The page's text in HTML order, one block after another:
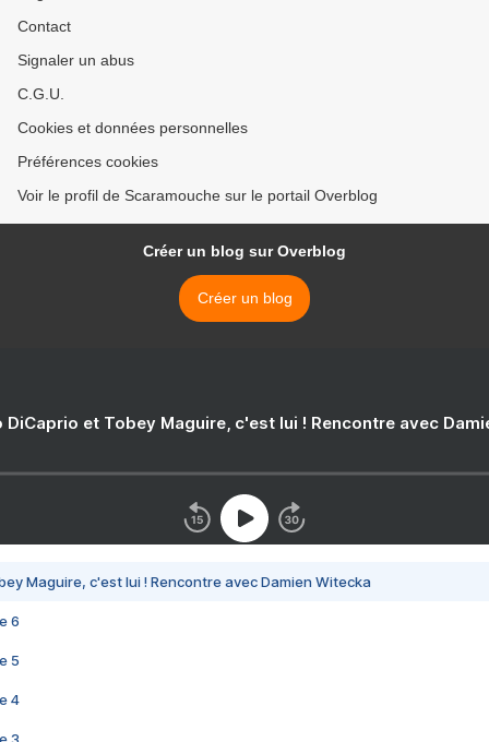
Contact
Signaler un abus
C.G.U.
Cookies et données personnelles
Préférences cookies
Voir le profil de Scaramouche sur le portail Overblog
Créer un blog sur Overblog
Créer un blog
DiCaprio et Tobey Maguire, c'est lui ! Rencontre avec
Maguire, c'est lui ! Rencontre avec Damien Witecka
6
5
4